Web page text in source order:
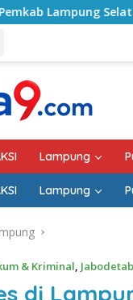
Mulai Tangani
Lampung
Lampung
& Kriminal,
di